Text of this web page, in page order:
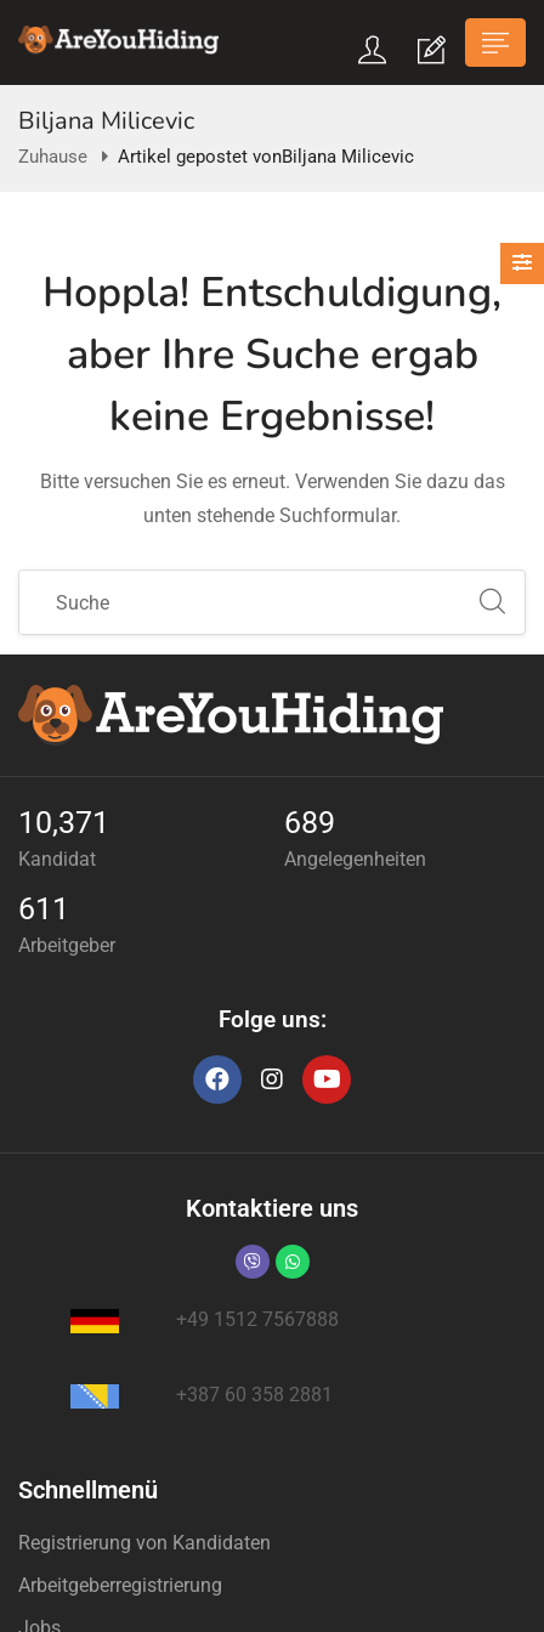
Biljana Milicevic
Zuhause Artikel gepostet vonBiljana Milicevic
Hoppla! Entschuldigung,
aber Ihre Suche ergab
keine Ergebnisse!
Bitte versuchen Sie es erneut. Verwenden Sie dazu das
unten stehende Suchformular.
10,371
Kandidat
689
Angelegenheiten
611
Arbeitgeber
Folge uns:
Kontaktiere uns
+49 1512 7567888
+387 60 358 2881
Schnellmenü
Registrierung von Kandidaten
Arbeitgeberregistrierung